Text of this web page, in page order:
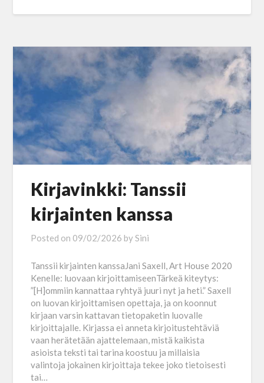
Kirjavinkki: Tanssii
kirjainten kanssa
Posted on 09/02/2026 bySini
Tanssii kirjainten kanssaJani Saxell, Art House 2020
Kenelle: luovaan kirjoittamiseenTärkeä kiteytys:
”[H]ommiin kannattaa ryhtyä juuri nyt ja heti.” Saxell
on luovan kirjoittamisen opettaja, ja on koonnut
kirjaan varsin kattavan tietopaketin luovalle
kirjoittajalle. Kirjassa ei anneta kirjoitustehtäviä
vaan herätetään ajattelemaan, mistä kaikista
asioista teksti tai tarina koostuu ja millaisia
valintoja jokainen kirjoittaja tekee joko tietoisesti
tai…